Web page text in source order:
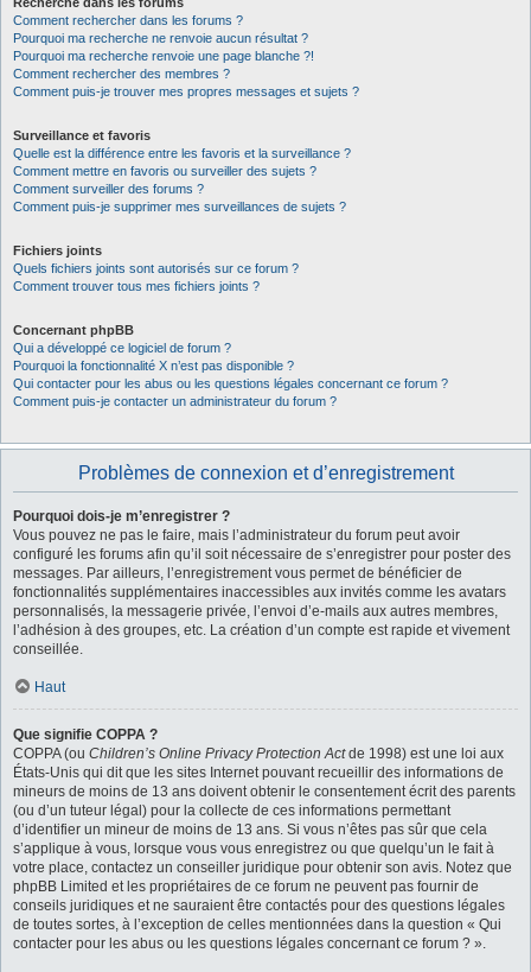
Comment rechercher dans les forums ?
Pourquoi ma recherche ne renvoie aucun résultat ?
Pourquoi ma recherche renvoie une page blanche ?!
Comment rechercher des membres ?
Comment puis-je trouver mes propres messages et sujets ?
Surveillance et favoris
Quelle est la différence entre les favoris et la surveillance ?
Comment mettre en favoris ou surveiller des sujets ?
Comment surveiller des forums ?
Comment puis-je supprimer mes surveillances de sujets ?
Fichiers joints
Quels fichiers joints sont autorisés sur ce forum ?
Comment trouver tous mes fichiers joints ?
Concernant phpBB
Qui a développé ce logiciel de forum ?
Pourquoi la fonctionnalité X n’est pas disponible ?
Qui contacter pour les abus ou les questions légales concernant ce forum ?
Comment puis-je contacter un administrateur du forum ?
Problèmes de connexion et d’enregistrement
Pourquoi dois-je m’enregistrer ?
Vous pouvez ne pas le faire, mais l’administrateur du forum peut avoir
configuré les forums afin qu’il soit nécessaire de s’enregistrer pour poster des
messages. Par ailleurs, l’enregistrement vous permet de bénéficier de
fonctionnalités supplémentaires inaccessibles aux invités comme les avatars
personnalisés, la messagerie privée, l’envoi d’e-mails aux autres membres,
l’adhésion à des groupes, etc. La création d’un compte est rapide et vivement
conseillée.
Haut
Que signifie COPPA ?
COPPA (ou Children’s Online Privacy Protection Actde 1998) est une loi aux
États-Unis qui dit que les sites Internet pouvant recueillir des informations de
mineurs de moins de 13 ans doivent obtenir le consentement écrit des parents
(ou d’un tuteur légal) pour la collecte de ces informations permettant
d’identifier un mineur de moins de 13 ans. Si vous n’êtes pas sûr que cela
s’applique à vous, lorsque vous vous enregistrez ou que quelqu’un le fait à
votre place, contactez un conseiller juridique pour obtenir son avis. Notez que
phpBB Limited et les propriétaires de ce forum ne peuvent pas fournir de
conseils juridiques et ne sauraient être contactés pour des questions légales
de toutes sortes, à l’exception de celles mentionnées dans la question « Qui
contacter pour les abus ou les questions légales concernant ce forum ? ».